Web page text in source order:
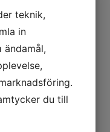
teknik,
in
du till